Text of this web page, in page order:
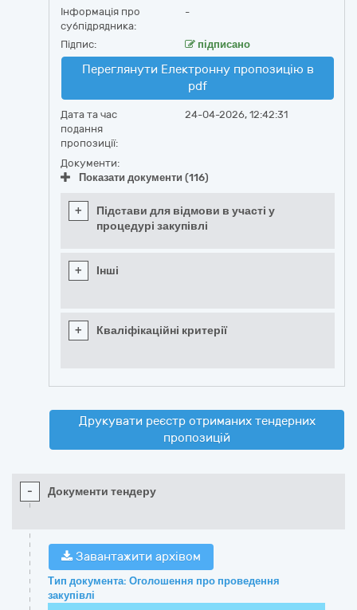
Інформація про
субпідрядника:
-
Підпис: підписано
Переглянути Електронну пропозицію в
pdf
Дата та час
подання
пропозиції:
24-04-2026, 12:42:31
Документи:
Показати документи (116)
+
Підстави для відмови в участі у
процедурі закупівлі
+ Інші
+ Кваліфікаційні критерії
Друкувати реєстр отриманих тендерних
пропозицій
- Документи тендеру
Завантажити архівом
Тип документа: Оголошення про проведення
закупівлі